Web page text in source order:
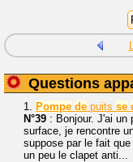
Questions
1. Pompe de puits se
N°39 : Bonjour. J'ai un
surface, je rencontre
suppose par le fait
un peu le clapet anti...